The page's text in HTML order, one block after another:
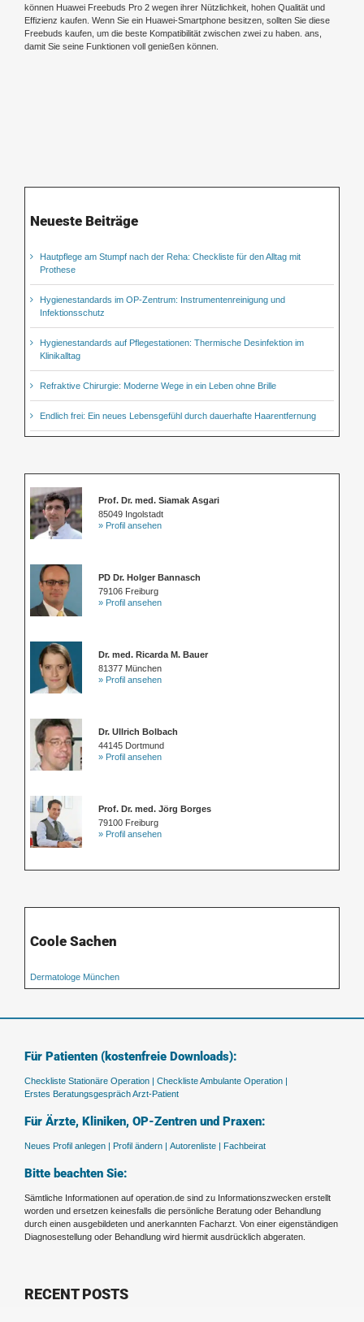
können Huawei Freebuds Pro 2 wegen ihrer Nützlichkeit, hohen Qualität und
Effizienz kaufen. Wenn Sie ein Huawei-Smartphone besitzen, sollten Sie diese
Freebuds kaufen, um die beste Kompatibilität zwischen zwei zu haben. ans,
damit Sie seine Funktionen voll genießen können.
Neueste Beiträge
Hautpflege am Stumpf nach der Reha: Checkliste für den Alltag mit
Prothese
Hygienestandards im OP-Zentrum: Instrumentenreinigung und
Infektionsschutz
Hygienestandards auf Pflegestationen: Thermische Desinfektion im
Klinikalltag
Refraktive Chirurgie: Moderne Wege in ein Leben ohne Brille
Endlich frei: Ein neues Lebensgefühl durch dauerhafte Haarentfernung
Prof. Dr. med. Siamak Asgari
85049 Ingolstadt
» Profil ansehen
PD Dr. Holger Bannasch
79106 Freiburg
» Profil ansehen
Dr. med. Ricarda M. Bauer
81377 München
» Profil ansehen
Dr. Ullrich Bolbach
44145 Dortmund
» Profil ansehen
Prof. Dr. med. Jörg Borges
79100 Freiburg
» Profil ansehen
Coole Sachen
Dermatologe München
Für Patienten (kostenfreie Downloads):
Checkliste Stationäre Operation |
Checkliste Ambulante Operation |
Erstes Beratungsgespräch Arzt-Patient
Für Ärzte, Kliniken, OP-Zentren und Praxen:
Neues Profil anlegen | Profil ändern | Autorenliste | Fachbeirat
Bitte beachten Sie:
Sämtliche Informationen auf operation.de sind zu Informationszwecken erstellt
worden und ersetzen keinesfalls die persönliche Beratung oder Behandlung
durch einen ausgebildeten und anerkannten Facharzt. Von einer eigenständigen
Diagnosestellung oder Behandlung wird hiermit ausdrücklich abgeraten.
RECENT POSTS